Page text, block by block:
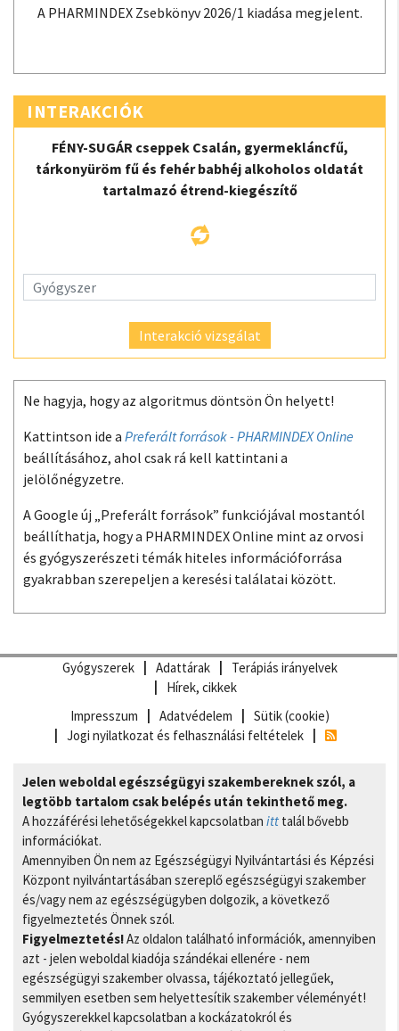
A PHARMINDEX Zsebkönyv 2026/1 kiadása megjelent.
INTERAKCIÓK
FÉNY-SUGÁR cseppek Csalán, gyermekláncfű,
tárkonyüröm fű és fehér babhéj alkoholos oldatát
tartalmazó étrend-kiegészítő
Interakció vizsgálat
Ne hagyja, hogy az algoritmus döntsön Ön helyett!
Kattintson ide a Preferált források - PHARMINDEX Online
beállításához, ahol csak rá kell kattintani a
jelölőnégyzetre.
A Google új „Preferált források” funkciójával mostantól
beállíthatja, hogy a PHARMINDEX Online mint az orvosi
és gyógyszerészeti témák hiteles információforrása
gyakrabban szerepeljen a keresési találatai között.
Gyógyszerek Adattárak
Terápiás irányelvek
Hírek, cikkek
Impresszum
Adatvédelem
Sütik (cookie)
Jogi nyilatkozat és felhasználási feltételek
Jelen weboldal egészségügyi szakembereknek szól, a
legtöbb tartalom csak belépés után tekinthető meg.
A hozzáférési lehetőségekkel kapcsolatban itt talál bővebb
információkat.
Amennyiben Ön nem az Egészségügyi Nyilvántartási és Képzési
Központ nyilvántartásában szereplő egészségügyi szakember
és/vagy nem az egészségügyben dolgozik, a következő
figyelmeztetés Önnek szól.
Figyelmeztetés!Az oldalon található információk, amennyiben
azt - jelen weboldal kiadója szándékai ellenére - nem
egészségügyi szakember olvassa, tájékoztató jellegűek,
semmilyen esetben sem helyettesítik szakember véleményét!
Gyógyszerekkel kapcsolatban a kockázatokról és